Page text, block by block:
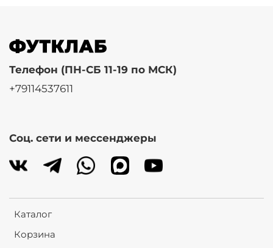
Каталог
Корзина
Телефон (ПН-СБ 11-19 по МСК)
+79114537611
Соц. сети и мессенджеры